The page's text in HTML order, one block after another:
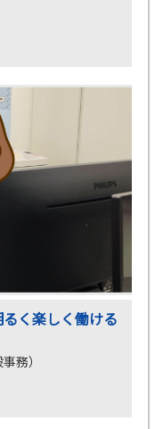
く楽しく働ける
務）